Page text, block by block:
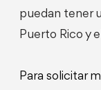
puedan tener
Puerto Rico y
Para solicitar